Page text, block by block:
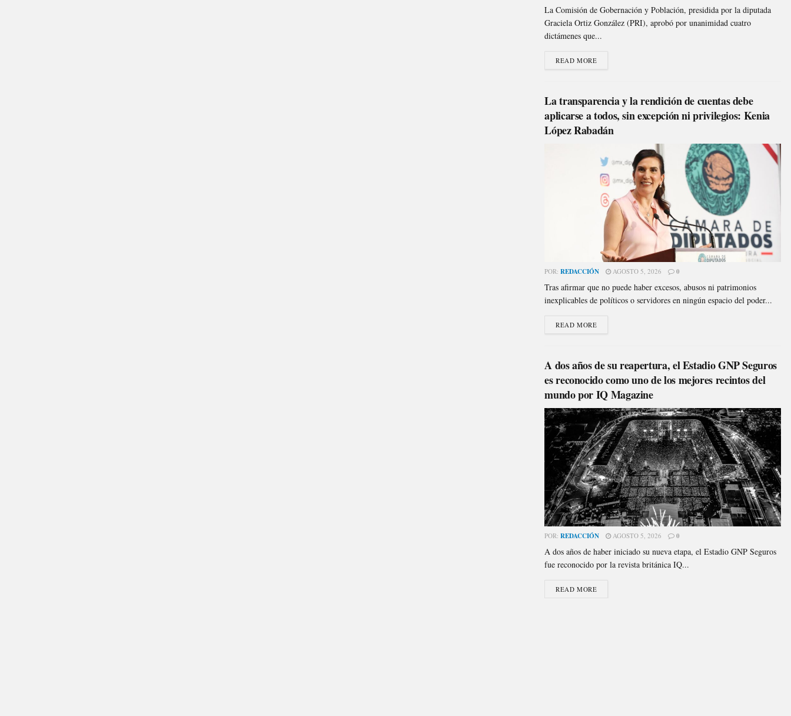
La Comisión de Gobernación y Población, presidida por la diputada
Graciela Ortiz González (PRI), aprobó por unanimidad cuatro
dictámenes que...
READ MORE
La transparencia y la rendición de cuentas debe
aplicarse a todos, sin excepción ni privilegios: Kenia
López Rabadán
POR: REDACCIÓN AGOSTO 5, 2026 0
Tras afirmar que no puede haber excesos, abusos ni patrimonios
inexplicables de políticos o servidores en ningún espacio del poder...
READ MORE
A dos años de su reapertura, el Estadio GNP Seguros
es reconocido como uno de los mejores recintos del
mundo por IQ Magazine
POR: REDACCIÓN AGOSTO 5, 2026 0
A dos años de haber iniciado su nueva etapa, el Estadio GNP Seguros
fue reconocido por la revista británica IQ...
READ MORE